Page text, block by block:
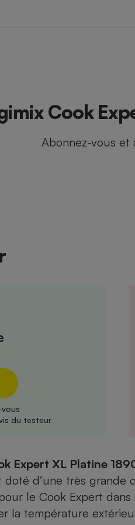
Cook
Abonnez-vous et
du testeur
Expert XL Platine
d’une très grande
le Cook Expert dans
la température
Ventilateur
Matelas